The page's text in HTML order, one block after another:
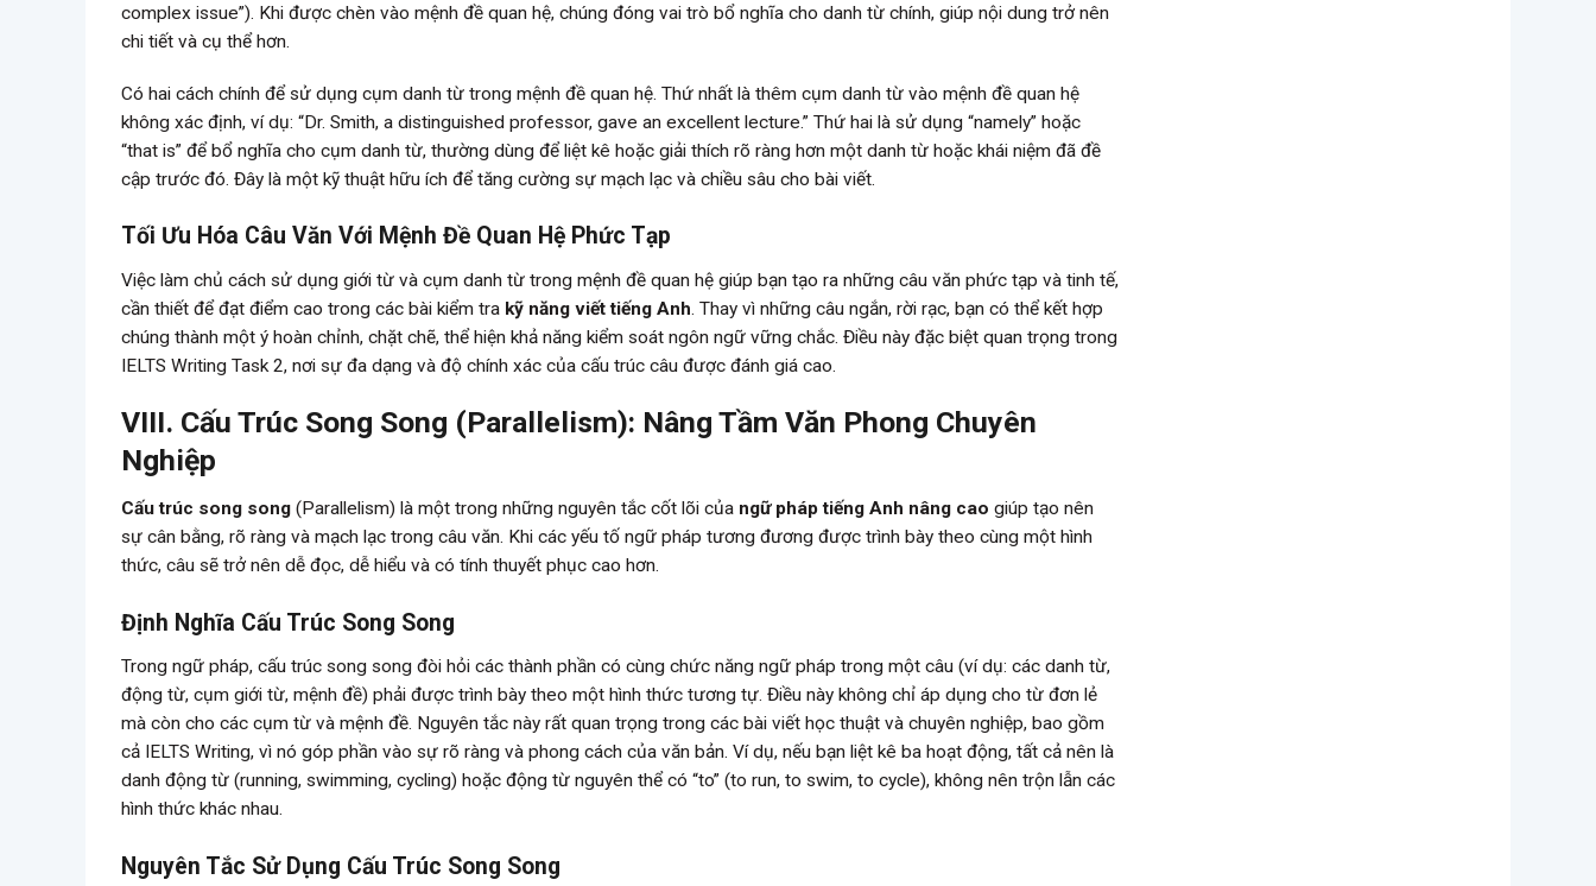
complex issue”). Khi được chèn vào mệnh đề quan hệ, chúng đóng vai trò bổ nghĩa cho danh từ chính, giúp nội dung trở nên
chi tiết và cụ thể hơn.
Có hai cách chính để sử dụng cụm danh từ trong mệnh đề quan hệ. Thứ nhất là thêm cụm danh từ vào mệnh đề quan hệ
không xác định, ví dụ: “Dr. Smith, a distinguished professor, gave an excellent lecture.” Thứ hai là sử dụng “namely” hoặc
“that is” để bổ nghĩa cho cụm danh từ, thường dùng để liệt kê hoặc giải thích rõ ràng hơn một danh từ hoặc khái niệm đã đề
cập trước đó. Đây là một kỹ thuật hữu ích để tăng cường sự mạch lạc và chiều sâu cho bài viết.
Tối Ưu Hóa Câu Văn Với Mệnh Đề Quan Hệ Phức Tạp
Việc làm chủ cách sử dụng giới từ và cụm danh từ trong mệnh đề quan hệ giúp bạn tạo ra những câu văn phức tạp và tinh tế,
cần thiết để đạt điểm cao trong các bài kiểm tra kỹ năng viết tiếng Anh. Thay vì những câu ngắn, rời rạc, bạn có thể kết hợp
chúng thành một ý hoàn chỉnh, chặt chẽ, thể hiện khả năng kiểm soát ngôn ngữ vững chắc. Điều này đặc biệt quan trọng trong
IELTS Writing Task 2, nơi sự đa dạng và độ chính xác của cấu trúc câu được đánh giá cao.
VIII. Cấu Trúc Song Song (Parallelism): Nâng Tầm Văn Phong Chuyên
Nghiệp
Cấu trúc song song (Parallelism) là một trong những nguyên tắc cốt lõi của ngữ pháp tiếng Anh nâng cao giúp tạo nên
sự cân bằng, rõ ràng và mạch lạc trong câu văn. Khi các yếu tố ngữ pháp tương đương được trình bày theo cùng một hình
thức, câu sẽ trở nên dễ đọc, dễ hiểu và có tính thuyết phục cao hơn.
Định Nghĩa Cấu Trúc Song Song
Trong ngữ pháp, cấu trúc song song đòi hỏi các thành phần có cùng chức năng ngữ pháp trong một câu (ví dụ: các danh từ,
động từ, cụm giới từ, mệnh đề) phải được trình bày theo một hình thức tương tự. Điều này không chỉ áp dụng cho từ đơn lẻ
mà còn cho các cụm từ và mệnh đề. Nguyên tắc này rất quan trọng trong các bài viết học thuật và chuyên nghiệp, bao gồm
cả IELTS Writing, vì nó góp phần vào sự rõ ràng và phong cách của văn bản. Ví dụ, nếu bạn liệt kê ba hoạt động, tất cả nên là
danh động từ (running, swimming, cycling) hoặc động từ nguyên thể có “to” (to run, to swim, to cycle), không nên trộn lẫn các
hình thức khác nhau.
Nguyên Tắc Sử Dụng Cấu Trúc Song Song